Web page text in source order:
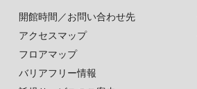
開館時間／お問い合わせ先
アクセスマップ
フロアマップ
バリアフリー情報